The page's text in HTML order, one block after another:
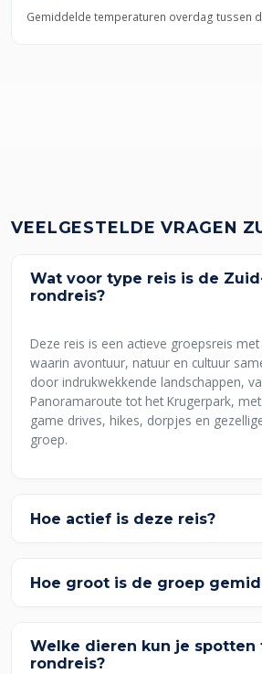
Gemiddelde temperaturen overdag tussen
VEELGESTELDE VRAGEN
Wat voor type reis is de
rondreis?
Deze reis is een actieve groepsreis
waarin avontuur, natuur en cultuur
door indrukwekkende landschappen,
Panoramaroute tot het Krugerpark,
game drives, hikes, dorpjes en
groep.
Hoe actief is deze reis?
Hoe groot is de groep
Welke dieren kun je spotten
rondreis?